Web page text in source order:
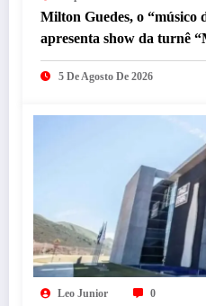
Milton Guedes, o “músico
apresenta show da turnê
em BH
5 De Agosto De 2026
Leo Junior 0